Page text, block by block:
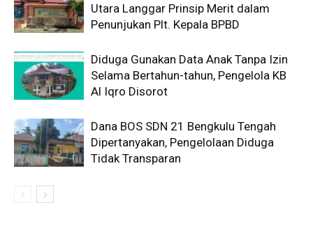
Utara Langgar Prinsip Merit dalam
Penunjukan Plt. Kepala BPBD
Diduga Gunakan Data Anak Tanpa Izin
Selama Bertahun-tahun, Pengelola KB
Al Iqro Disorot
Dana BOS SDN 21 Bengkulu Tengah
Dipertanyakan, Pengelolaan Diduga
Tidak Transparan